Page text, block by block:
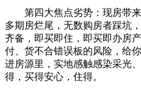
第四大焦点劣势：现房带来
多期房烂尾，无数购房者踩坑
齐备，即买即住，即买即办房
付、货不合错误板的风险，给
进房源里，实地感触感染采光
得，买得安心，住得。